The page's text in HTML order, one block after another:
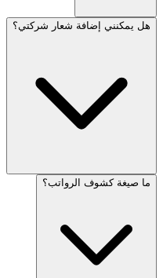
هل يمكنني إضافة شعار شركتي؟
ما صيغة كشوف الرواتب؟